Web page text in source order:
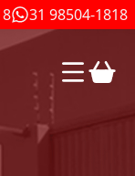
31 98504-1818